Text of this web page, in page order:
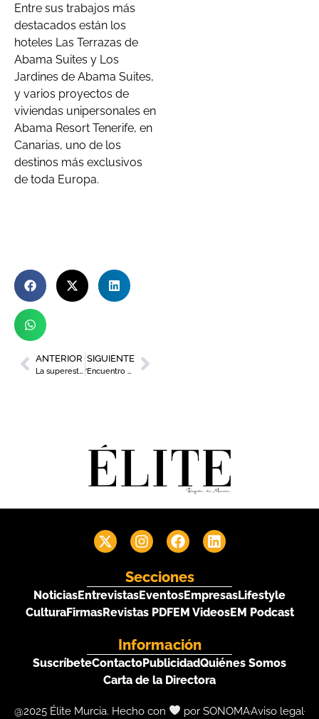
Entre sus trabajos más
destacados están los
hoteles Las Terrazas de
Abama Suites y Los
Jardines de Abama Suites,
y varios proyectos de
viviendas unipersonales en
Abama Resort Tenerife, en
Canarias, uno de los
destinos más exclusivos
de toda Europa.
ANTERIOR
La superestrella de la música africana, Youssou N´Dour, premio La Mar de Músicas 2022
SIGUIENTE
‘Encuentro Empresarial’ Andamur
Secciones
NoticiasEntrevistasEventosEmpresasLifestyle
CulturaFirmasRevistas PDFEM VideosEM Podcast
Información
SuscríbeteContactoPublicidadQuiénes Somos
Carta de la Directora
@2025 Élite Murcia. Hecho con por SONOMAAviso legal